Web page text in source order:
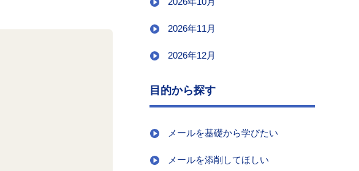
2026年11月
2026年12月
目的から探す
メールを基礎から学びたい
メールを添削してほしい